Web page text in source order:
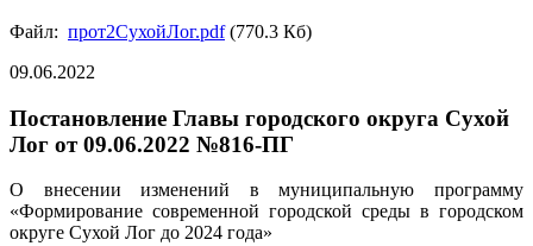
Файл: прот2СухойЛог.pdf(770.3 Кб)
09.06.2022
Постановление Главы городского округа Сухой
Лог от 09.06.2022 №816-ПГ
О внесении изменений в муниципальную программу
«Формирование современной городской среды в городском
округе Сухой Лог до 2024 года»